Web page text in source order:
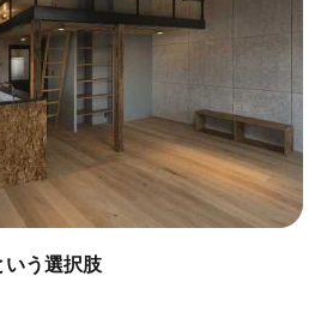
いう選択肢